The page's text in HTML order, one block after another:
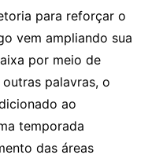
para reforçar o
vem ampliando sua
por meio de
palavras, o
ao
temporada
das áreas